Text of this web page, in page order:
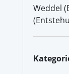
Weddel